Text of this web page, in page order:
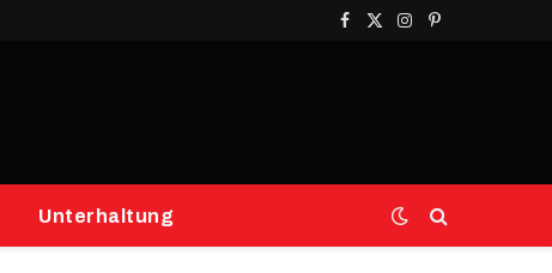
Facebook
X
Instagram
Pinterest
Unterhaltung